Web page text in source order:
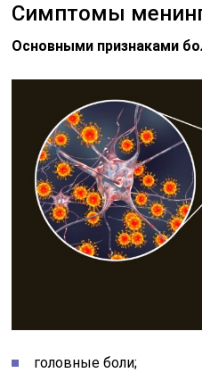
Симптомы
Основными признаками
головные боли;